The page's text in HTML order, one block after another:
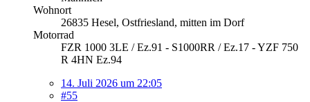
Wohnort
26835 Hesel, Ostfriesland, mitten im Dorf
Motorrad
FZR 1000 3LE / Ez.91 - S1000RR / Ez.17 - YZF 750
R 4HN Ez.94
14. Juli 2026 um 22:05
#55